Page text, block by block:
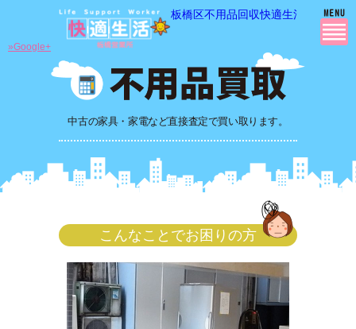
板橋区不用品回収快適生活の 不用
中古の家具・家電など直接査定で買い取ります。
»Google+
こんなことでお困りの方